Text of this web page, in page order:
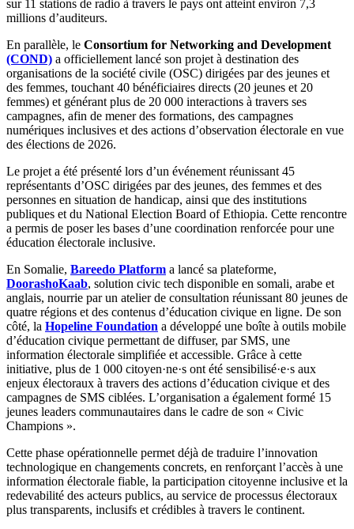
sur 11 stations de radio à travers le pays ont atteint environ 7,3
millions d’auditeurs.
En parallèle, le Consortium for Networking and Development
(COND) a officiellement lancé son projet à destination des
organisations de la société civile (OSC) dirigées par des jeunes et
des femmes, touchant 40 bénéficiaires directs (20 jeunes et 20
femmes) et générant plus de 20 000 interactions à travers ses
campagnes, afin de mener des formations, des campagnes
numériques inclusives et des actions d’observation électorale en vue
des élections de 2026.
Le projet a été présenté lors d’un événement réunissant 45
représentants d’OSC dirigées par des jeunes, des femmes et des
personnes en situation de handicap, ainsi que des institutions
publiques et du National Election Board of Ethiopia. Cette rencontre
a permis de poser les bases d’une coordination renforcée pour une
éducation électorale inclusive.
En Somalie, Bareedo Platform a lancé sa plateforme,
DoorashoKaab, solution civic tech disponible en somali, arabe et
anglais, nourrie par un atelier de consultation réunissant 80 jeunes de
quatre régions et des contenus d’éducation civique en ligne. De son
côté, la Hopeline Foundation a développé une boîte à outils mobile
d’éducation civique permettant de diffuser, par SMS, une
information électorale simplifiée et accessible. Grâce à cette
initiative, plus de 1 000 citoyen·ne·s ont été sensibilisé·e·s aux
enjeux électoraux à travers des actions d’éducation civique et des
campagnes de SMS ciblées. L’organisation a également formé 15
jeunes leaders communautaires dans le cadre de son « Civic
Champions ».
Cette phase opérationnelle permet déjà de traduire l’innovation
technologique en changements concrets, en renforçant l’accès à une
information électorale fiable, la participation citoyenne inclusive et la
redevabilité des acteurs publics, au service de processus électoraux
plus transparents, inclusifs et crédibles à travers le continent.